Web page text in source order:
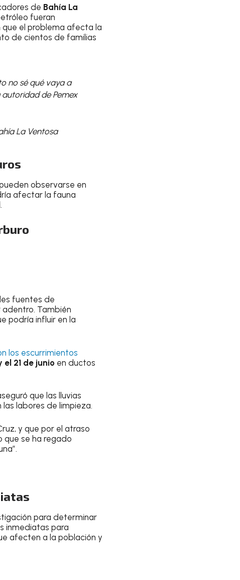
de Bahía La
fueran
que el problema afecta la
de cientos de familias
no sé qué vaya a
autoridad de Pemex
La Ventosa
observarse en
afectar la fauna
fuentes de
También
podría influir en la
los escurrimientos
el 21 de junio en ductos
que las lluvias
labores de limpieza.
y que por el atraso
que se ha regado
para determinar
inmediatas para
afecten a la población y